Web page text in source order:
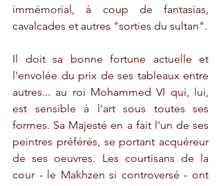
immémorial, à coup de fantasias,
cavalcades et autres "sorties du sultan".
Il doit sa bonne fortune actuelle et
l'envolée du prix de ses tableaux entre
autres... au roi Mohammed VI qui, lui,
est sensible à l'art sous toutes ses
formes. Sa Majesté en a fait l'un de ses
peintres préférés, se portant acquéreur
de ses oeuvres. Les courtisans de la
cour - le Makhzen si controversé - ont